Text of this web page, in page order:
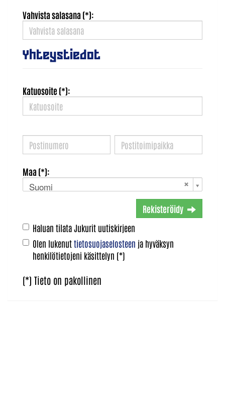
Vahvista salasana (*):
Yhteystiedot
Katuosoite (*):
Maa (*):
Suomi
Rekisteröidy
Haluan tilata Jukurit uutiskirjeen
Olen lukenuttietosuojaselosteen ja hyväksyn
henkilötietojeni käsittelyn (*)
(*) Tieto on pakollinen